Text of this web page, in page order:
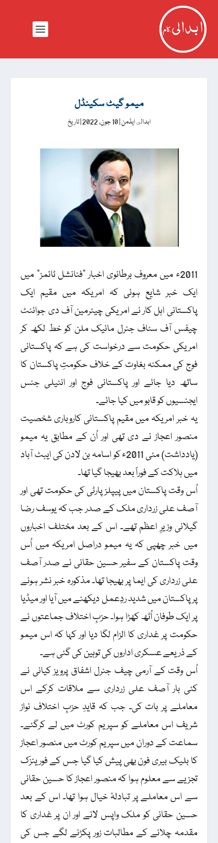
میمو گیٹ سکینڈل
ابدالى ایڈمن |10 جون، 2022 |تاریخ
2011ء میں معروف برطانوی اخبار "فنانشل ٹائمز” میں
ایک خبر شایع ہوئی کہ امریکہ میں مقیم ایک
پاکستانی اہل کار نے امریکی چیئرمین آف دی جوائنٹ
چیفس آف سٹاف جنرل مائیک ملن کو خط لکھ کر
امریکی حکومت سے درخواست کی ہے کہ پاکستانی
فوج کی ممکنہ بغاوت کے خلاف حکومتِ پاکستان کا
ساتھ دیا جائے اور پاکستانی فوج اور انٹیلی جنس
ایجنسیوں کو قابو میں کیا جائے۔
یہ خبر امریکہ میں مقیم پاکستانی کاروباری شخصیت
منصور اعجاز نے دی تھی اور اُن کے مطابق یہ میمو
(یادداشت) مئی 2011ء کو اسامہ بن لادن کی ایبٹ آباد
میں ہلاکت کے فوراً بعد بھیجا گیا تھا۔
اُس وقت پاکستان میں پیپلز پارٹی کی حکومت تھی اور
آصف علی زرداری ملک کے صدر جب کہ یوسف رضا
گیلانی وزیرِ اعظم تھے۔ اس کے بعد مختلف اخباروں
میں خبر چھپی کہ یہ میمو دراصل امریکہ میں اُس
وقت پاکستان کے سفیر حسین حقانی نے صدر آصف
علی زرداری کی ایما پر بھیجا تھا۔ مذکورہ خبر نشر ہونے
پر پاکستان میں شدید ردِعمل دیکھنے میں آیا اور میڈیا
پر ایک طوفان اُٹھ کھڑا ہوا۔ حزبِ اختلاف جماعتوں نے
حکومت پر غداری کا الزام لگا دیا اور کہا کہ اس میمو
کے ذریعے عسکری اداروں کی توہین کی گئی ہے۔
اُس وقت کے آرمی چیف جنرل اشفاق پرویز کیانی نے
کئی بار آصف علی زرداری سے ملاقات کرکے اس
معاملے پر بات کی۔ جب کہ قایدِ حزبِ اختلاف نواز
شریف اس معاملے کو سپریم کورٹ میں لے کرگئے۔
سماعت کے دوران میں سپریم کورٹ میں منصور اعجاز
کا بلیک بیری فون بھی پیش کیا گیا جس کے فورینزک
تجزیے سے معلوم ہوا کہ منصور اعجاز کا حسین حقانی
سے اس معاملے پر تبادلۂ خیال ہوا تھا۔ اس کے بعد
حسین حقانی کو ملک واپس لانے اور ان پر غداری کا
مقدمہ چلانے کے مطالبات زور پکڑنے لگے جس کی